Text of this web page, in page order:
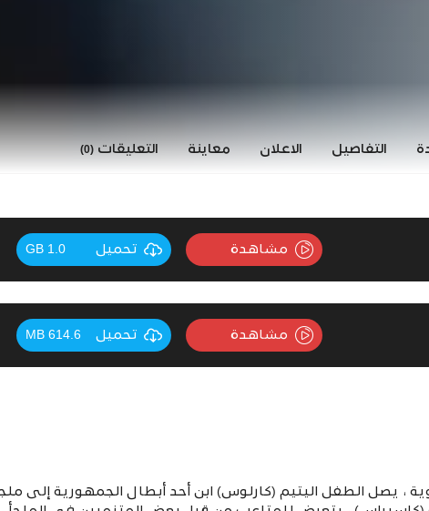
التفاصيل الاعلان معاينة التعليقات (0)
مشاهدة تحميل 1.0 GB
مشاهدة تحميل 614.6 MB
الدموية ، يصل الطفل اليتيم (كارلوس) ابن أحد أبطال الجمهورية إلى